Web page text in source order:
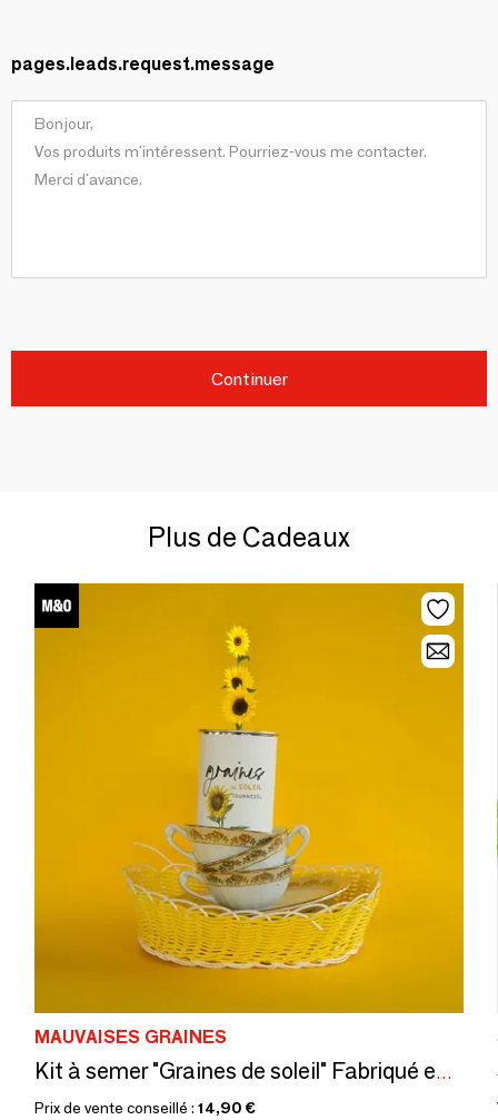
pages.leads.request.message
Continuer
Plus de Cadeaux
MAUVAISES GRAINES
Kit à semer "Graines de soleil" Fabriqué en France
Prix de vente conseillé : 14,90 €